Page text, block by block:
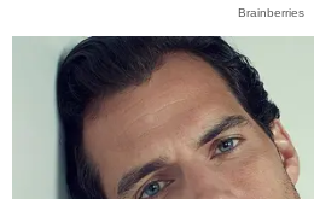
Brainberries